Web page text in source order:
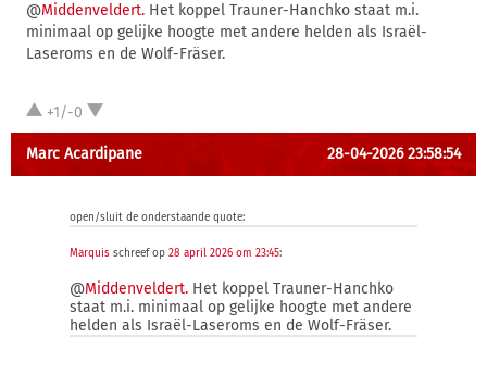
@Middenveldert. Het koppel Trauner-Hanchko staat m.i.
minimaal op gelijke hoogte met andere helden als Israël-
Laseroms en de Wolf-Fräser.
+1/-0
Marc Acardipane 28-04-2026 23:58:54
open/sluit de onderstaande quote:
Marquis schreef op 28 april 2026 om 23:45:
@Middenveldert. Het koppel Trauner-Hanchko
staat m.i. minimaal op gelijke hoogte met andere
helden als Israël-Laseroms en de Wolf-Fräser.